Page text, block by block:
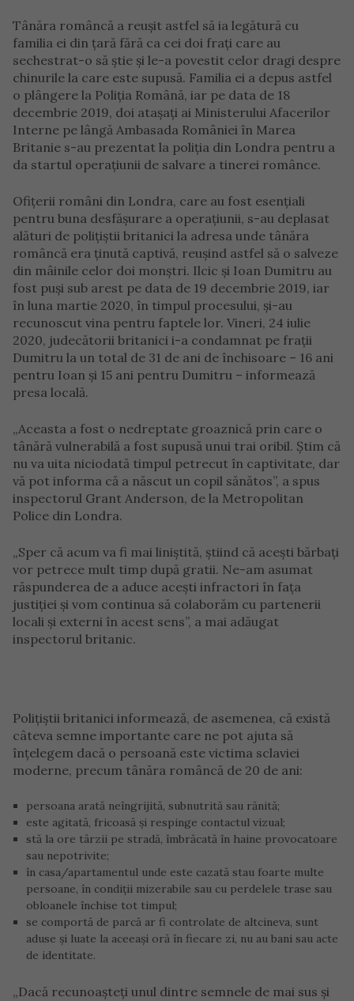
Tânăra româncă a reușit astfel să ia legătură cu
familia ei din țară fără ca cei doi frați care au
sechestrat-o să știe și le-a povestit celor dragi despre
chinurile la care este supusă. Familia ei a depus astfel
o plângere la Poliția Română, iar pe data de 18
decembrie 2019, doi atașați ai Ministerului Afacerilor
Interne pe lângă Ambasada României în Marea
Britanie s-au prezentat la poliția din Londra pentru a
da startul operațiunii de salvare a tinerei românce.
Ofițerii români din Londra, care au fost esențiali
pentru buna desfășurare a operațiunii, s-au deplasat
alături de polițiștii britanici la adresa unde tânăra
româncă era ținută captivă, reușind astfel să o salveze
din mâinile celor doi monștri. Ilcic și Ioan Dumitru au
fost puși sub arest pe data de 19 decembrie 2019, iar
în luna martie 2020, în timpul procesului, și-au
recunoscut vina pentru faptele lor. Vineri, 24 iulie
2020, judecătorii britanici i-a condamnat pe frații
Dumitru la un total de 31 de ani de închisoare – 16 ani
pentru Ioan și 15 ani pentru Dumitru – informează
presa locală.
„Aceasta a fost o nedreptate groaznică prin care o
tânără vulnerabilă a fost supusă unui trai oribil. Știm că
nu va uita niciodată timpul petrecut în captivitate, dar
vă pot informa că a născut un copil sănătos”, a spus
inspectorul Grant Anderson, de la Metropolitan
Police din Londra.
„Sper că acum va fi mai liniștită, știind că acești bărbați
vor petrece mult timp după gratii. Ne-am asumat
răspunderea de a aduce acești infractori în fața
justiției și vom continua să colaborăm cu partenerii
locali și externi în acest sens”, a mai adăugat
inspectorul britanic.
Polițiștii britanici informează, de asemenea, că există
câteva semne importante care ne pot ajuta să
înțelegem dacă o persoană este victima sclaviei
moderne, precum tânăra româncă de 20 de ani:
persoana arată neîngrijită, subnutrită sau rănită;
este agitată, fricoasă și respinge contactul vizual;
stă la ore târzii pe stradă, îmbrăcată în haine provocatoare
sau nepotrivite;
în casa/apartamentul unde este cazată stau foarte multe
persoane, în condiții mizerabile sau cu perdelele trase sau
obloanele închise tot timpul;
se comportă de parcă ar fi controlate de altcineva, sunt
aduse și luate la aceeași oră în fiecare zi, nu au bani sau acte
de identitate.
„Dacă recunoașteți unul dintre semnele de mai sus și